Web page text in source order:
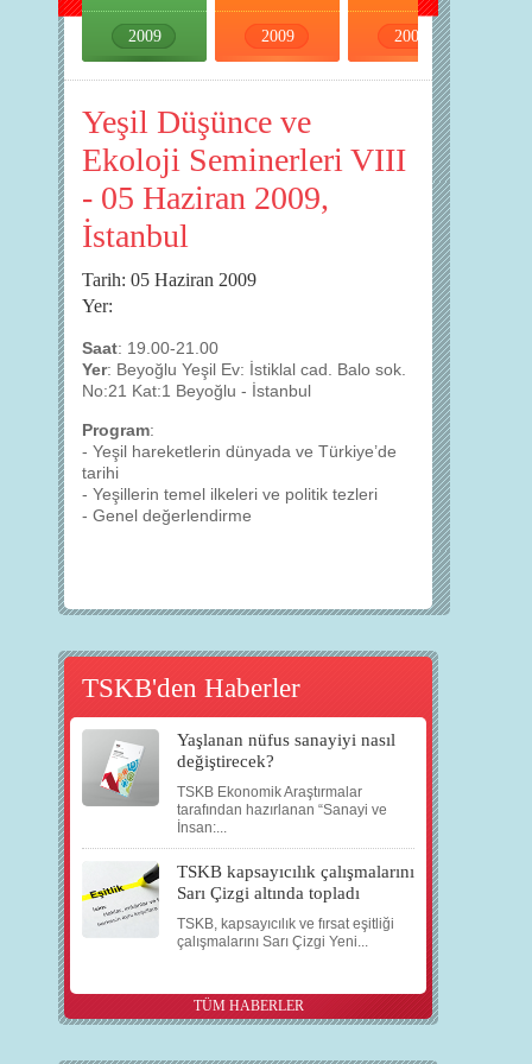
2009 2009 2009
Yeşil Düşünce ve
Ekoloji Seminerleri VIII
- 05 Haziran 2009,
İstanbul
Tarih: 05 Haziran 2009
Yer:
Saat: 19.00-21.00
Yer: Beyoğlu Yeşil Ev: İstiklal cad. Balo sok.
No:21 Kat:1 Beyoğlu - İstanbul
Program:
- Yeşil hareketlerin dünyada ve Türkiye’de
tarihi
- Yeşillerin temel ilkeleri ve politik tezleri
- Genel değerlendirme
TSKB'den Haberler
Yaşlanan nüfus sanayiyi nasıl
değiştirecek?
TSKB Ekonomik Araştırmalar
tarafından hazırlanan “Sanayi ve
İnsan:...
TSKB kapsayıcılık çalışmalarını
Sarı Çizgi altında topladı
TSKB, kapsayıcılık ve fırsat eşitliği
çalışmalarını Sarı Çizgi Yeni...
TÜM HABERLER